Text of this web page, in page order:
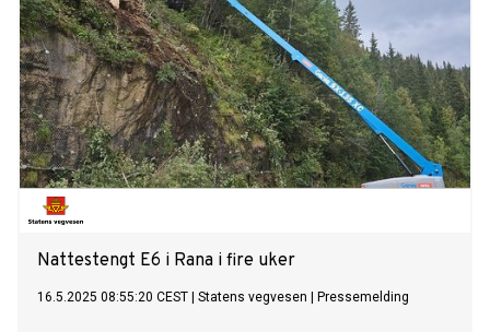
Nattestengt E6 i Rana i fire uker
16.5.2025 08:55:20 CEST Statens vegvesen Pressemelding